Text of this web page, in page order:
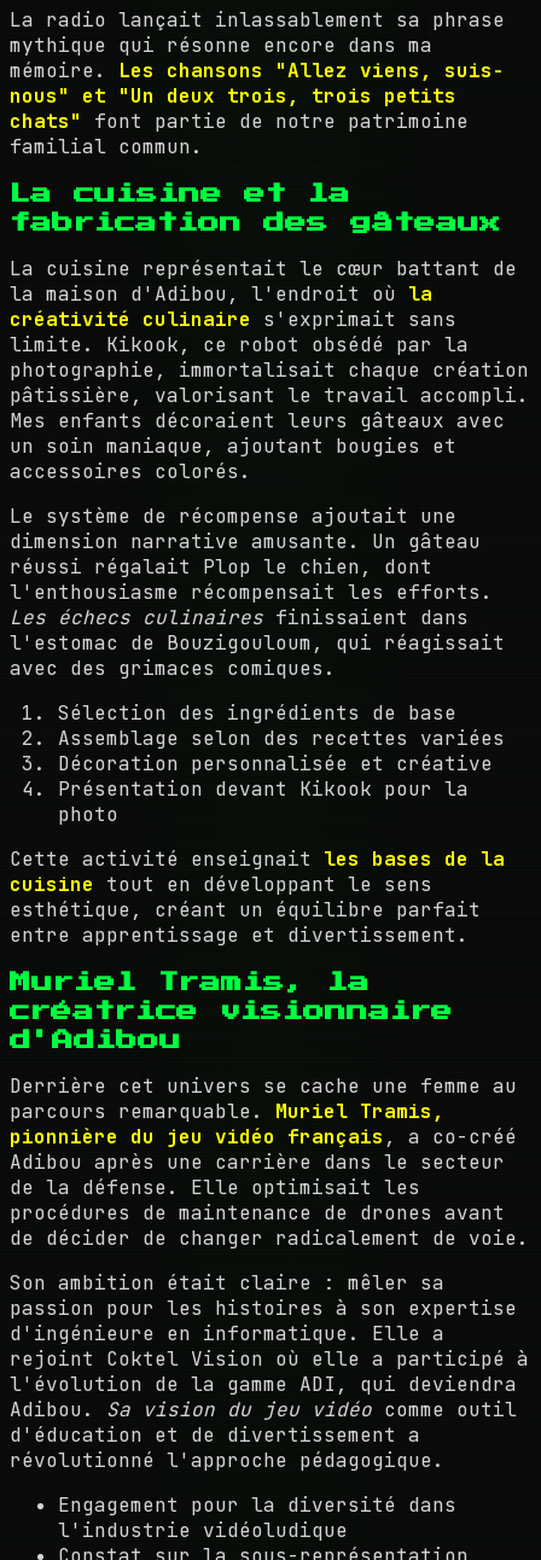
La radio lançait inlassablement sa phrase
mythique qui résonne encore dans ma
mémoire. Les chansons "Allez viens, suis-
nous" et "Un deux trois, trois petits
chats"
font partie de notre patrimoine
familial commun.
La cuisine et la
fabrication des gâteaux
La cuisine représentait le cœur battant de
la maison d'Adibou, l'endroit où la
créativité culinaire s'exprimait sans
limite. Kikook, ce robot obsédé par la
photographie, immortalisait chaque création
pâtissière, valorisant le travail accompli.
Mes enfants décoraient leurs gâteaux avec
un soin maniaque, ajoutant bougies et
accessoires colorés.
Le système de récompense ajoutait une
dimension narrative amusante. Un gâteau
réussi régalait Plop le chien, dont
l'enthousiasme récompensait les efforts.
Les échecs culinaires finissaient dans
l'estomac de Bouzigouloum, qui réagissait
avec des grimaces comiques.
Sélection des ingrédients de base
Assemblage selon des recettes variées
Décoration personnalisée et créative
Présentation devant Kikook pour la
photo
Cette activité enseignait les bases de la
cuisine tout en développant le sens
esthétique, créant un équilibre parfait
entre apprentissage et divertissement.
Muriel Tramis, la
créatrice visionnaire
d'Adibou
Derrière cet univers se cache une femme au
parcours remarquable. Muriel Tramis,
pionnière du jeu vidéo français , a co-créé
Adibou après une carrière dans le secteur
de la défense. Elle optimisait les
procédures de maintenance de drones avant
de décider de changer radicalement de voie.
Son ambition était claire : mêler sa
passion pour les histoires à son expertise
d'ingénieure en informatique. Elle a
rejoint Coktel Vision où elle a participé à
l'évolution de la gamme ADI, qui deviendra
Adibou. Sa vision du jeu vidéo comme outil
d'éducation et de divertissement a
révolutionné l'approche pédagogique.
Engagement pour la diversité dans
l'industrie vidéoludique